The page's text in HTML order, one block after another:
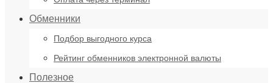
Обменники
Подбор выгодного курса
Рейтинг обменников электронной валюты
Полезное